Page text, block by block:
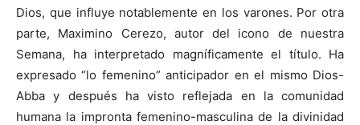
Dios, que influye notablemente en los varones. Por otra
parte, Maximino Cerezo, autor del icono de nuestra
Semana, ha interpretado magníficamente el título. Ha
expresado “lo femenino” anticipador en el mismo Dios-
Abba y después ha visto reflejada en la comunidad
humana la impronta femenino-masculina de la divinidad